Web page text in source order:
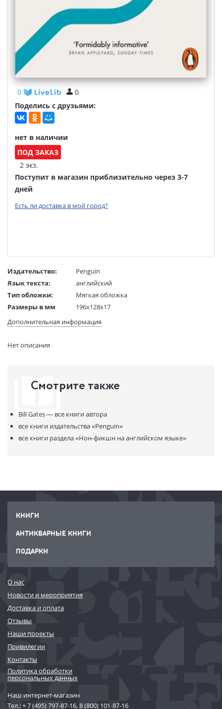
0
0
Поделись с друзьями:
нет в наличии
ПОД ЗАКАЗ
2 экз.
Поступит в магазин приблизительно через 3-7
дней
Есть ли доставка в мой город?
Издательство:
Penguin
Язык текста:
английский
Тип обложки:
Мягкая обложка
Размеры в мм
196x128x17
Вес:
220 гр.
Код товара:
В продаже с:
10.11.2023
Дополнительная информация
Нет описания
Смотрите также
Bill Gates — все книги автора
все книги издательства«Penguin»
все книги раздела«Нон-фикшн на английском языке»
КНИГИ
АНТИКВАРНЫЕ КНИГИ
ПОДАРКИ
О нас
Новости и мероприятия
Доставка и оплата
Отзывы
Наши проекты
Привилегии
Контакты
Политика обработки
персональных данных
Наш интернет-магазин
Тел.:+ 7 (495) 797-87-16,8 (800) 101-87-16